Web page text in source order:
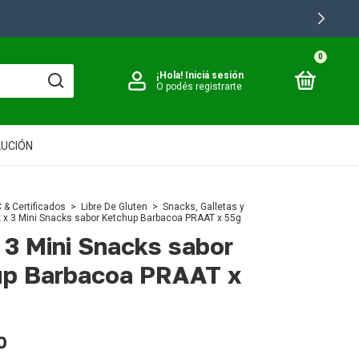
¡Hola! Iniciá sesión
O podés registrarte
0
& Certificados > Libre De Gluten > Snacks, Galletas y
x 3 Mini Snacks sabor Ketchup Barbacoa PRAAT x 55g
Mini Snacks sabor
Barbacoa PRAAT x